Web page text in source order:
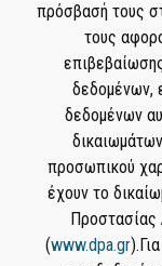
πρόσβασή τους
τους
δεδομένων,
δεδομένων
προσωπικού
έχουν το
(www.dpa.gr